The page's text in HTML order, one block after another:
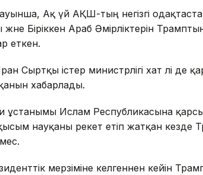
Ақ үй АҚШ-тың негізгі
Біріккен Араб Әмірліктерін
еткен.
Сыртқы істер министрлігі хат әлі де
хабарлады.
ұстанымы Ислам Республикасына
науқаны әрекет етіп жатқан кезде
мерзіміне келгеннен кейін